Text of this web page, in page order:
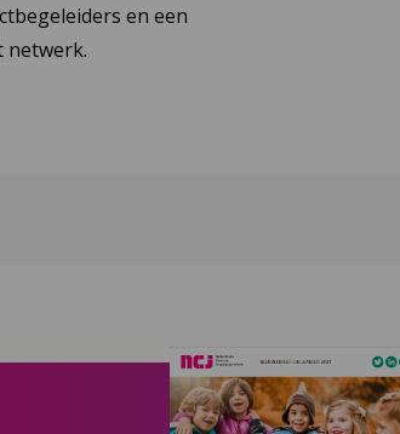
en een
netwerk.